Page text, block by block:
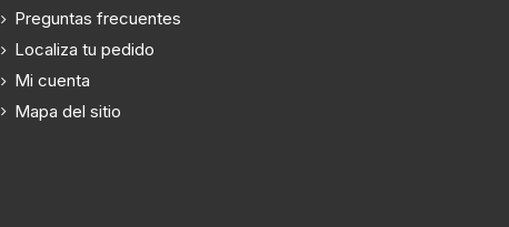
Preguntas frecuentes
Localiza tu pedido
Mi cuenta
Mapa del sitio